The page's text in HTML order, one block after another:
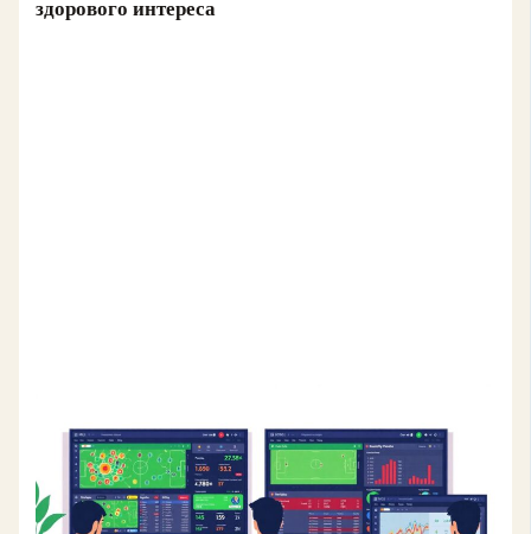
здорового интереса